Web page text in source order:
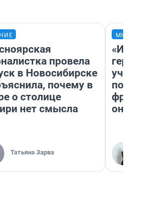
провела
в Новосибирске
почему в
о столице
нет смысла
Татьяна Зарва
учит
она